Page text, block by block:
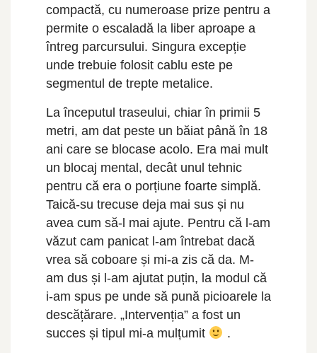
compactă, cu numeroase prize pentru a
permite o escaladă la liber aproape a
întreg parcursului. Singura excepție
unde trebuie folosit cablu este pe
segmentul de trepte metalice.
La începutul traseului, chiar în primii 5
metri, am dat peste un băiat până în 18
ani care se blocase acolo. Era mai mult
un blocaj mental, decât unul tehnic
pentru că era o porțiune foarte simplă.
Taică-su trecuse deja mai sus și nu
avea cum să-l mai ajute. Pentru că l-am
văzut cam panicat l-am întrebat dacă
vrea să coboare și mi-a zis că da. M-
am dus și l-am ajutat puțin, la modul că
i-am spus pe unde să pună picioarele la
descățărare. „Intervenția” a fost un
succes și tipul mi-a mulțumit
.